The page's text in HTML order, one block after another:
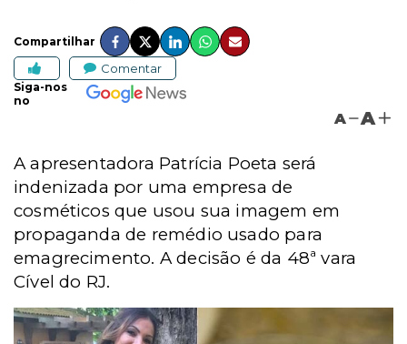
Compartilhar
Comentar
Siga-nos
no
A A
A apresentadora Patrícia Poeta será
indenizada por uma empresa de
cosméticos que usou sua imagem em
propaganda de remédio usado para
emagrecimento. A decisão é da 48ª vara
Cível do RJ.